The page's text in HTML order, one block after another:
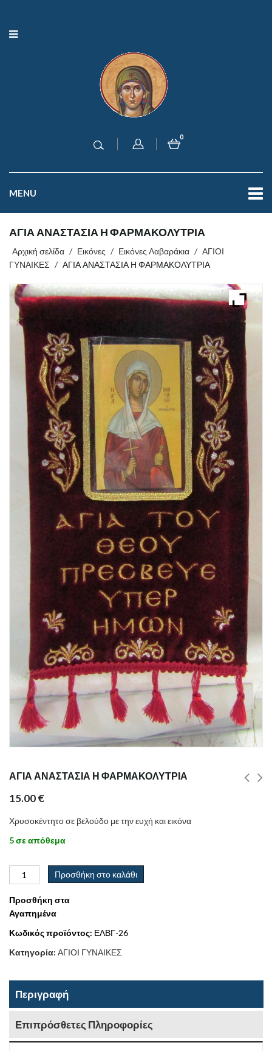
0
MENU
ΑΓΙΑ ΑΝΑΣΤΑΣΙΑ Η ΦΑΡΜΑΚΟΛΥΤΡΙΑ
Αρχική σελίδα / Εικόνες / Εικόνες Λαβαράκια / ΑΓΙΟΙ
ΓΥΝΑΙΚΕΣ / ΑΓΙΑ ΑΝΑΣΤΑΣΙΑ Η ΦΑΡΜΑΚΟΛΥΤΡΙΑ
ΑΓΙΑ ΑΝΑΣΤΑΣΙΑ Η ΦΑΡΜΑΚΟΛΥΤΡΙΑ
15.00€
Χρυσοκέντητο σε βελούδο με την ευχή και εικόνα
5 σε απόθεμα
Προσθήκη στο καλάθι
Προσθήκη στα
Αγαπημένα
Κωδικός προϊόντος: ΕΛΒΓ-26
Κατηγορία: ΑΓΙΟΙ ΓΥΝΑΙΚΕΣ
Περιγραφή
Επιπρόσθετες Πληροφορίες